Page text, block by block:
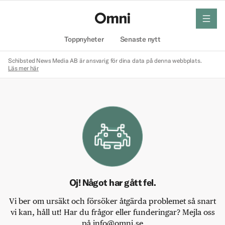
Toppnyheter Senaste nytt
meny
Schibsted News Media AB är ansvarig för dina data på denna webbplats.
Läs mer här
Oj! Något har gått fel.
Vi ber om ursäkt och försöker åtgärda problemet så snart
vi kan, håll ut! Har du frågor eller funderingar? Mejla oss